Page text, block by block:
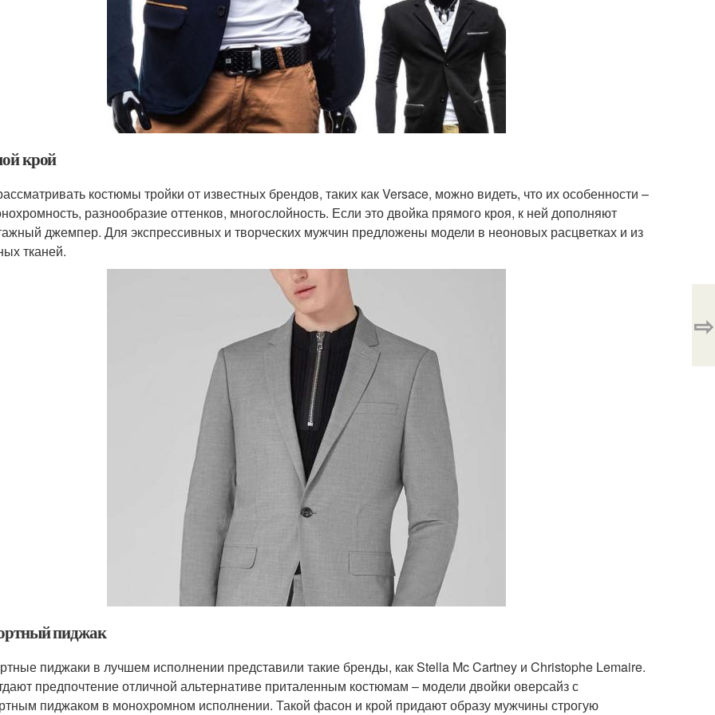
крой
костюмы тройки от известных брендов, таких как Versace, можно видеть, что их особенности –
разнообразие оттенков, многослойность. Если это двойка прямого кроя, к ней дополняют
джемпер. Для экспрессивных и творческих мужчин предложены модели в неоновых расцветках и из
тканей.
пиджак
пиджаки в лучшем исполнении представили такие бренды, как Stella Mc Cartney и Christophe Lemaire.
предпочтение отличной альтернативе приталенным костюмам – модели двойки оверсайз с
пиджаком в монохромном исполнении. Такой фасон и крой придают образу мужчины строгую
⇨